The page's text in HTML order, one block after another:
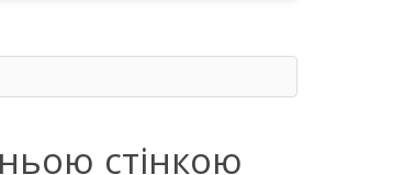
стінкою